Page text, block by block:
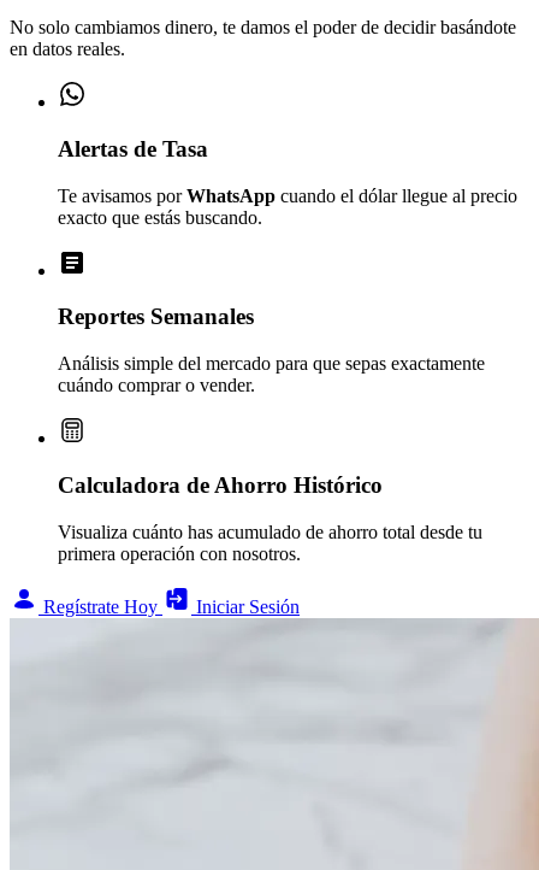
No solo cambiamos dinero, te damos el poder de decidir basándote
en datos reales.
Alertas de Tasa
Te avisamos porWhatsApp cuando el dólar llegue al precio
exacto que estás buscando.
Reportes Semanales
Análisis simple del mercado para que sepas exactamente
cuándo comprar o vender.
Calculadora de Ahorro Histórico
Visualiza cuánto has acumulado de ahorro total desde tu
primera operación con nosotros.
Regístrate Hoy Iniciar Sesión